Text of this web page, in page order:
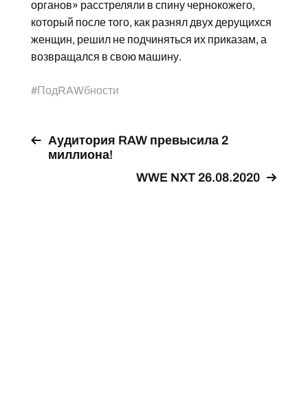
органов» расстреляли в спину чернокожего,
который после того, как разнял двух дерущихся
женщин, решил не подчиняться их приказам, а
возвращался в свою машину.
#ПодRAWбности
Аудитория RAW превысила 2
миллиона!
WWE NXT 26.08.2020